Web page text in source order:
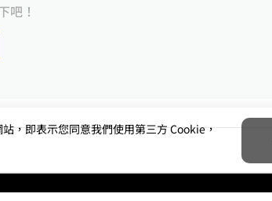
吧！
，即表示您同意我們使用第三方 Cookie，